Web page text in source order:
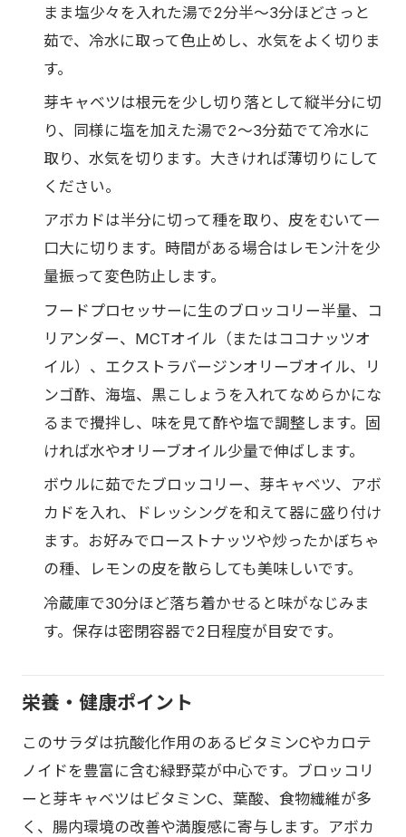
まま塩少々を入れた湯で2分半〜3分ほどさっと
茹で、冷水に取って色止めし、水気をよく切りま
す。
芽キャベツは根元を少し切り落として縦半分に切
り、同様に塩を加えた湯で2〜3分茹でて冷水に
取り、水気を切ります。大きければ薄切りにして
ください。
アボカドは半分に切って種を取り、皮をむいて一
口大に切ります。時間がある場合はレモン汁を少
量振って変色防止します。
フードプロセッサーに生のブロッコリー半量、コ
リアンダー、MCTオイル（またはココナッツオ
イル）、エクストラバージンオリーブオイル、リ
ンゴ酢、海塩、黒こしょうを入れてなめらかにな
るまで攪拌し、味を見て酢や塩で調整します。固
ければ水やオリーブオイル少量で伸ばします。
ボウルに茹でたブロッコリー、芽キャベツ、アボ
カドを入れ、ドレッシングを和えて器に盛り付け
ます。お好みでローストナッツや炒ったかぼちゃ
の種、レモンの皮を散らしても美味しいです。
冷蔵庫で30分ほど落ち着かせると味がなじみま
す。保存は密閉容器で2日程度が目安です。
栄養・健康ポイント
このサラダは抗酸化作用のあるビタミンCやカロテ
ノイドを豊富に含む緑野菜が中心です。ブロッコリ
ーと芽キャベツはビタミンC、葉酸、食物繊維が多
く、腸内環境の改善や満腹感に寄与します。アボカ